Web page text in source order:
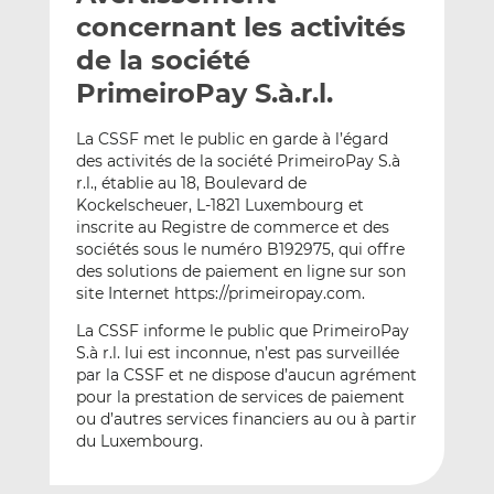
e
p
a
e
m
a
i
l
g
e
r
s
r
L
i
n
k
e
d
I
n
g
e
r
s
r
F
a
c
e
b
o
o
k
concernant les activités
de la société
PrimeiroPay S.à.r.l.
La CSSF met le public en garde à l’égard
des activités de la société PrimeiroPay S.à
r.l., établie au 18, Boulevard de
Kockelscheuer, L-1821 Luxembourg et
inscrite au Registre de commerce et des
sociétés sous le numéro B192975, qui offre
des solutions de paiement en ligne sur son
site Internet https://primeiropay.com.
La CSSF informe le public que PrimeiroPay
S.à r.l. lui est inconnue, n’est pas surveillée
par la CSSF et ne dispose d’aucun agrément
pour la prestation de services de paiement
ou d’autres services financiers au ou à partir
du Luxembourg.